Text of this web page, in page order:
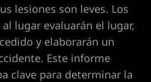
lesiones son leves. Los
lugar evaluarán el lugar,
y elaborarán un
Este informe
clave para determinar la